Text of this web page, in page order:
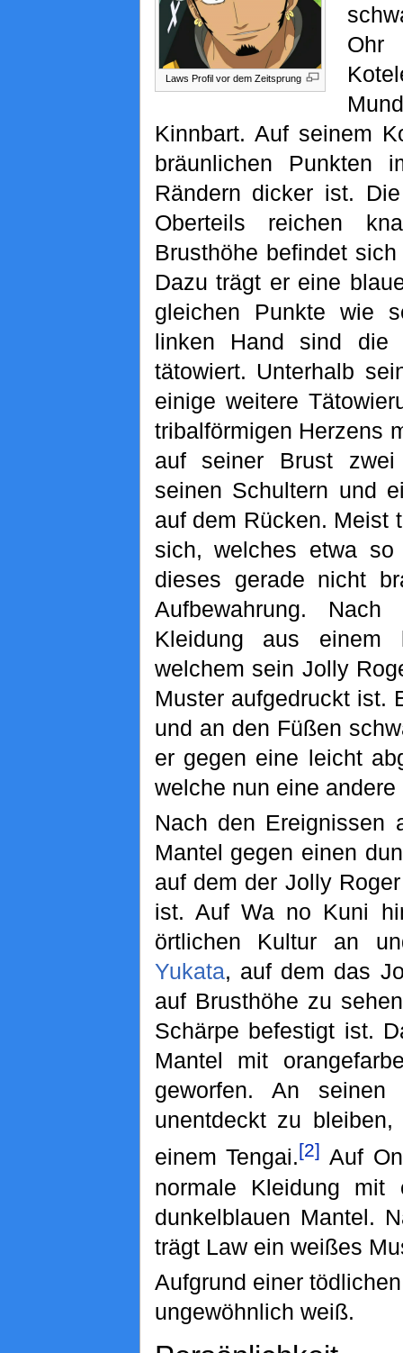
Laws Profil vor dem Zeitsprung
Ohr
Kinnbart. Auf seinem
bräunlichen Punkten
Rändern dicker ist.
Oberteils reichen
Brusthöhe befindet
Dazu trägt er eine
gleichen Punkte wie
linken Hand sind
tätowiert. Unterhalb
einige weitere
tribalförmigen Herzens
auf seiner Brust zwei
seinen Schultern und
auf dem Rücken. Meist
sich, welches etwa
dieses gerade nicht
Aufbewahrung.
Kleidung aus einem
welchem sein Jolly
Muster aufgedruckt ist.
und an den Füßen
er gegen eine leicht
welche nun eine andere
Nach den Ereignissen
Mantel gegen einen
auf dem der Jolly
ist. Auf Wa no Kuni
örtlichen Kultur an
Yukata, auf dem das
auf Brusthöhe zu
Schärpe befestigt ist.
Mantel mit
geworfen. An
unentdeckt zu
einem Tengai.[2] Auf
normale Kleidung mit
dunkelblauen Mantel.
trägt Law ein weißes
Aufgrund einer
ungewöhnlich weiß.